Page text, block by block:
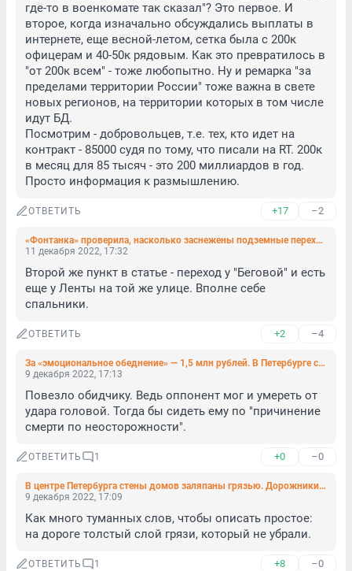
где-то в военкомате так сказал"? Это первое. И
второе, когда изначально обсуждались выплаты в
интернете, еще весной-летом, сетка была с 200к
офицерам и 40-50к рядовым. Как это превратилось в
"от 200к всем" - тоже любопытно. Ну и ремарка "за
пределами территории России" тоже важна в свете
новых регионов, на территории которых в том числе
идут БД.
Посмотрим - добровольцев, т.е. тех, кто идет на
контракт - 85000 судя по тому, что писали на RT. 200к
в месяц для 85 тысяч - это 200 миллиардов в год.
Просто информация к размышлению.
ОТВЕТИТЬ +17 –2
«Фонтанка» проверила, насколько заснежены подземные переходы. Мы не поверили своим глазам
11 декабря 2022, 17:32
Второй же пункт в статье - переход у "Беговой" и есть
еще у Ленты на той же улице. Вполне себе
спальники.
ОТВЕТИТЬ +2 –4
За «эмоциональное обеднение» — 1,5 млн рублей. В Петербурге суд взыскал деньги с неаккуратного драчуна
9 декабря 2022, 17:13
Повезло обидчику. Ведь оппонент мог и умереть от
удара головой. Тогда бы сидеть ему по "причинение
смерти по неосторожности".
ОТВЕТИТЬ 1 +0 –0
В центре Петербурга стены домов заляпаны грязью. Дорожники объяснили, в чём дело
9 декабря 2022, 17:09
Как много туманных слов, чтобы описать простое:
на дороге толстый слой грязи, который не убрали.
ОТВЕТИТЬ 1 +8 –0